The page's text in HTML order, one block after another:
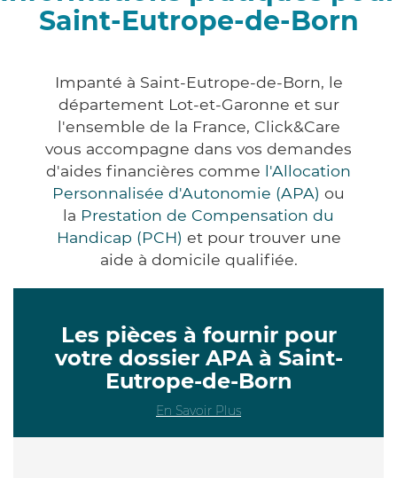
Saint-Eutrope-de-Born
Impanté à Saint-Eutrope-de-Born, le
département Lot-et-Garonne et sur
l'ensemble de la France, Click&Care
vous accompagne dans vos demandes
d'aides financières comme l'Allocation
Personnalisée d'Autonomie (APA) ou
la Prestation de Compensation du
Handicap (PCH) et pour trouver une
aide à domicile qualifiée.
Les pièces à fournir pour
votre dossier APA à Saint-
Eutrope-de-Born
En Savoir Plus